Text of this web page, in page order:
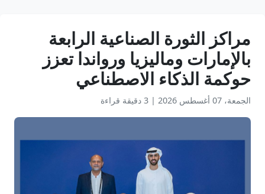
مراكز الثورة الصناعية الرابعة
بالإمارات وماليزيا ورواندا تعزز
حوكمة الذكاء الاصطناعي
الجمعة، 07 أغسطس 2026 | 3 دقيقة قراءة